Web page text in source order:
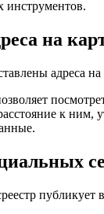
инструментов.
на
адреса
к ним,
публикует